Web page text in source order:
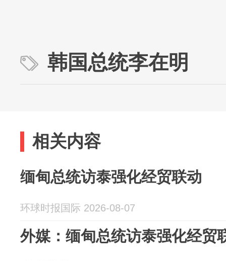
韩国总统李在明
相关内容
缅甸总统访泰强化经贸联动
环球时报国际 2026-08-07
外媒：缅甸总统访泰强化经贸